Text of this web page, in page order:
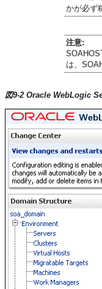
かが必ず
注意:
は、
図9-2 Oracle WebLogic